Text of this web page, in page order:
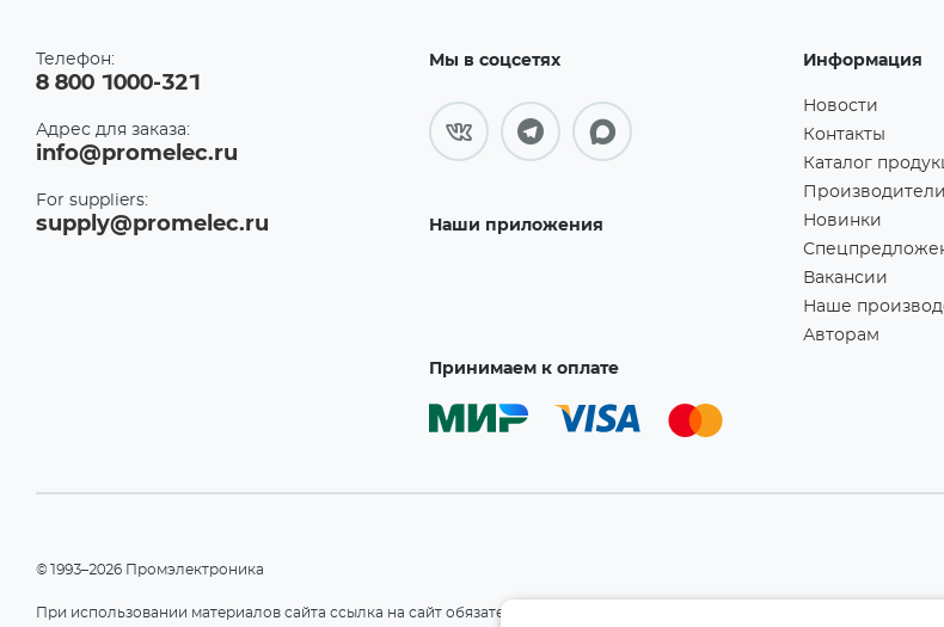
Телефон:
8 800 1000-321
Адрес для заказа:
info@promelec.ru
For suppliers:
supply@promelec.ru
Мы в соцсетях
Наши приложения
Принимаем к оплате
Информация
Новости
Контакты
Каталог
Производители
Новинки
Вакансии
Наше
Авторам
©1993–2026 Промэлектроника
При использовании материалов сайта ссылка на сайт обязательна!